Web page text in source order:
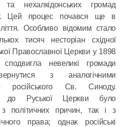
та нехалкідонських громад
Цей процес почався ще в
Особливо відомим стало
тисяч несторіан східної
Православної Церкви у 1898
невеликі громади
з аналогічними
російського Св. Синоду.
до Руської Церкви було
політичних причин, так і з
права; однак російські